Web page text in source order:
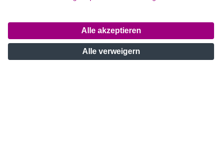
Telefon +49 2234 85-0
E-Mail: info@amprion.net